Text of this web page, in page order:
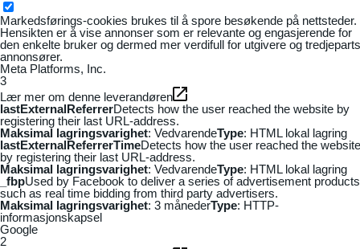
Markedsførings-cookies brukes til å spore besøkende på nettsteder.
Hensikten er å vise annonser som er relevante og engasjerende for
den enkelte bruker og dermed mer verdifull for utgivere og tredjeparts
annonsører.
Meta Platforms, Inc.
3
Lær mer om denne leverandøren
lastExternalReferrerDetects how the user reached the website by
registering their last URL-address.
Maksimal lagringsvarighet: VedvarendeType: HTML lokal lagring
lastExternalReferrerTimeDetects how the user reached the website
by registering their last URL-address.
Maksimal lagringsvarighet: VedvarendeType: HTML lokal lagring
_fbpUsed by Facebook to deliver a series of advertisement products
such as real time bidding from third party advertisers.
Maksimal lagringsvarighet: 3 månederType: HTTP-
informasjonskapsel
Google
2